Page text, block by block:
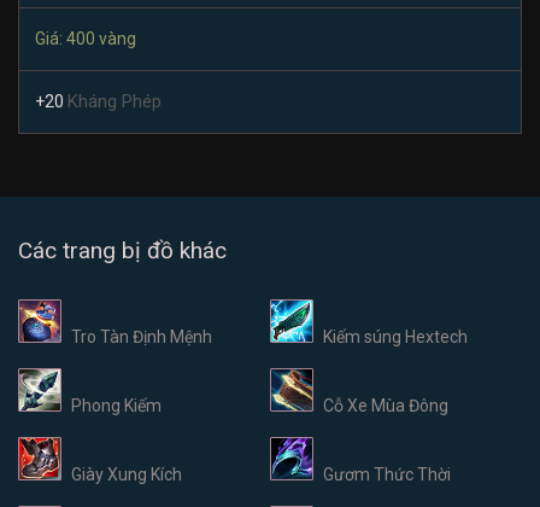
Giá: 400 vàng
+20 Kháng Phép
Các trang bị đồ khác
Tro Tàn Định Mệnh Kiếm súng Hextech
Phong Kiếm Cỗ Xe Mùa Đông
Giày Xung Kích Gươm Thức Thời